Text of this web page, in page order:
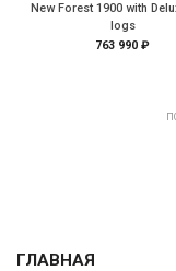
ГЛАВНАЯ
New Forest 1900 with
logs
763 990 ₽